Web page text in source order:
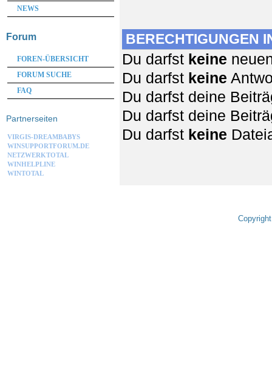
BERECHTIGUNGEN
Du darfst keine
Du darfst keine
Du darfst deine
Du darfst deine
Du darfst keine
NEWS
Forum
FOREN-ÜBERSICHT
FORUM SUCHE
FAQ
Partnerseiten
VIRGIS-DREAMBABYS
WINSUPPORTFORUM.DE
NETZWERKTOTAL
WINHELPLINE
WINTOTAL